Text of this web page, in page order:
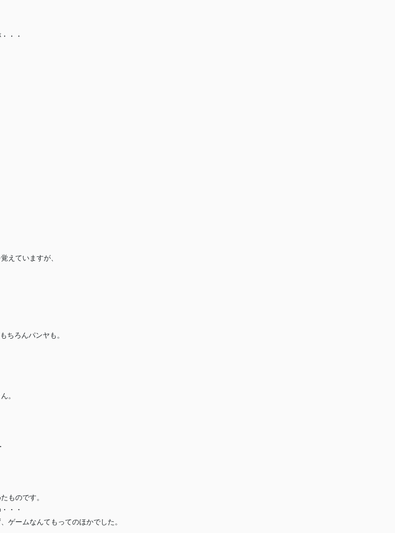
・・
えていますが、
ちろんパンヤも。
。
ものです。
・・
ゲームなんてもってのほかでした。